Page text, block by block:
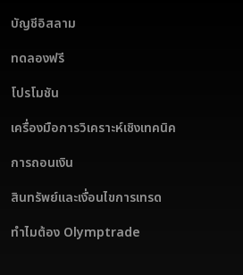
บัญชีอิสลาม
ทดลองฟรี
โปรโมชัน
เครื่องมือการวิเคราะห์เชิงเทคนิค
การถอนเงิน
สินทรัพย์และเงื่อนไขการเทรด
ทำไมต้อง Olymptrade